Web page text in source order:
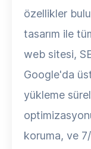
özellikler
tasarım ile
web sitesi,
Google'da üst
yükleme
koruma, ve